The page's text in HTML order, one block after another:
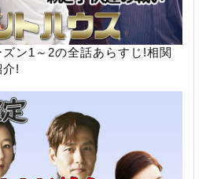
ズン1～2の全話あらすじ!相関
!